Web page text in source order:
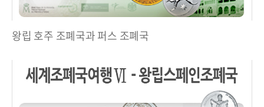
왕립 호주 조폐국과 퍼스 조폐국